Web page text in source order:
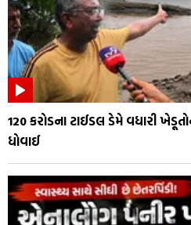
₹120 કરોડના ટાઈડલ ડેમે વધારી
ધોવાઈ